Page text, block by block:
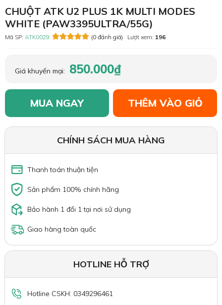
CHUỘT ATK U2 PLUS 1K MULTI MODES
WHITE (PAW3395ULTRA/55G)
Mã SP: ATK0029 (0 đánh giá) Lượt xem: 196
Giá khuyến mại: 850.000₫
MUA NGAY THÊM VÀO GIỎ
CHÍNH SÁCH MUA HÀNG
Thanh toán thuận tiện
Sản phẩm 100% chính hãng
Bảo hành 1 đổi 1 tại nơi sử dụng
Giao hàng toàn quốc
HOTLINE HỖ TRỢ
Hotline CSKH: 0349296461